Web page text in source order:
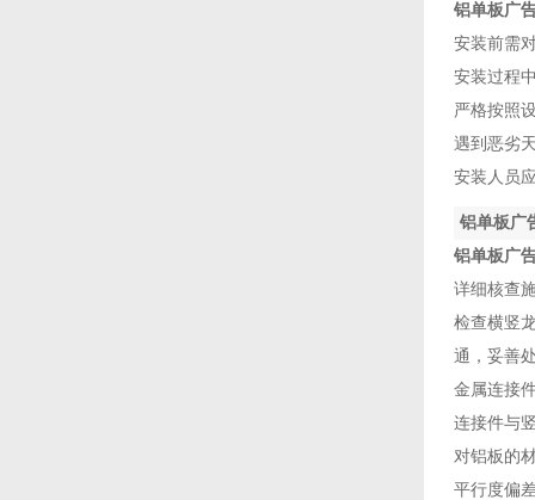
铝单板广
安装前需对
安装过程中
严格按照设
遇到恶劣天
安装人员应
铝单板广
铝单板广告
详细核查施
检查横竖龙
通，妥善
金属连接件
连接件与竖
对铝板的材
平行度偏